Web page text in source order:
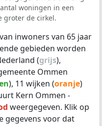
woningen in een
groter de cirkel.
inwoners van 65 jaar
gebieden worden
(grijs),
Ommen
), 11 wijken (oranje)
Kern Ommen -
weergegeven. Klik op
gegevens voor dat